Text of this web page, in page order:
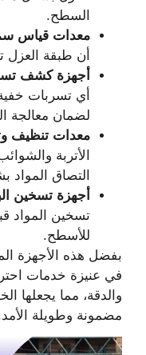
السطح.
معدات قياس
أن طبقة العزل
أجهزة كشف
أي تسربات
لضمان معالجة
معدات تنظيف
الأتربة
التصاق المواد
أجهزة تسخين
تسخين المواد
للأسطح.
بفضل هذه الأجهزة
في عنيزة خدمات
والدقة، مما يجعلها
مضمونة وطويلة